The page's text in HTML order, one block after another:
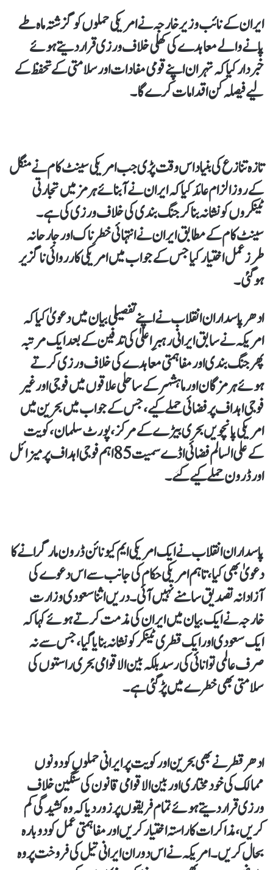
ایران کے نائب وزیر خارجہ نے امریکی حملوں کو گزشتہ ماہ طے
پانے والے معاہدے کی کھلی خلاف ورزی قرار دیتے ہوئے
خبردار کیا کہ تہران اپنے قومی مفادات اور سلامتی کے تحفظ کے
لیے فیصلہ کن اقدامات کرے گا۔
تازہ تنازع کی بنیاد اس وقت پڑی جب امریکی سینٹ کام نے منگل
کے روز الزام عائد کیا کہ ایران نے آبنائے ہرمز میں تجارتی
ٹینکروں کو نشانہ بنا کر جنگ بندی کی خلاف ورزی کی ہے۔
سینٹ کام کے مطابق ایران نے انتہائی خطرناک اور جارحانہ
طرز عمل اختیار کیا جس کے جواب میں امریکی کارروائی ناگزیر
ہو گئی۔
ادھر پاسداران انقلاب نے اپنے تفصیلی بیان میں دعویٰ کیا کہ
امریکہ نے سابق ایرانی رہبرِ اعلیٰ کی تدفین کے بعد ایک مرتبہ
پھر جنگ بندی اور مفاہمتی معاہدے کی خلاف ورزی کرتے
ہوئے ہرمزگان اور ماہشہر کے ساحلی علاقوں میں فوجی اور غیر
فوجی اہداف پر فضائی حملے کیے، جس کے جواب میں بحرین میں
امریکی پانچویں بحری بیڑے کے مرکز، پورٹ سلمان، کویت
کے علی السالم فضائی اڈے سمیت 85 اہم فوجی اہداف پر میزائل
اور ڈرون حملے کیے گئے۔
پاسداران انقلاب نے ایک امریکی ایم کیو نائن ڈرون مار گرانے کا
دعویٰ بھی کیا، تاہم امریکی حکام کی جانب سے اس دعوے کی
آزادانہ تصدیق سامنے نہیں آئی۔ دریں اثنا سعودی وزارت
خارجہ نے ایک بیان میں ایران کی مذمت کرتے ہوئے کہا کہ
ایک سعودی اور ایک قطری ٹینکر کو نشانہ بنایا گیا، جس سے نہ
صرف عالمی توانائی کی رسد بلکہ بین الاقوامی بحری راستوں کی
سلامتی بھی خطرے میں پڑ گئی ہے۔
ادھر قطر نے بھی بحرین اور کویت پر ایرانی حملوں کو دونوں
ممالک کی خودمختاری اور بین الاقوامی قانون کی سنگین خلاف
ورزی قرار دیتے ہوئے تمام فریقوں پر زور دیا کہ وہ کشیدگی کم
کریں، مذاکرات کا راستہ اختیار کریں اور مفاہمتی عمل کو دوبارہ
بحال کریں۔ امریکہ نے اس دوران ایرانی تیل کی فروخت پر وہ